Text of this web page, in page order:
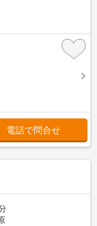
電話で問合せ